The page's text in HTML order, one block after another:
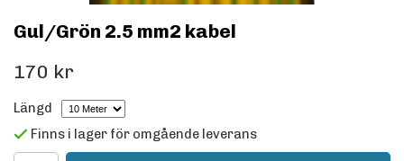
Gul/Grön 2.5 mm2 kabel
170 kr
Längd
Finns i lager för omgående leverans